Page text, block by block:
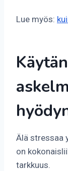
Lue myös:
Älä stressaa
on
tarkkuus.